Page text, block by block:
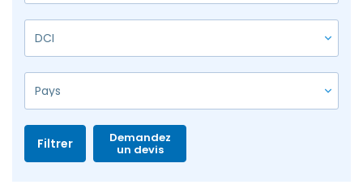
Filtrer Demandez
un devis